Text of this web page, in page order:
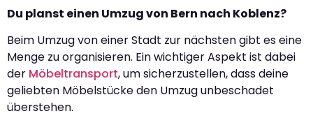
Du planst einen Umzug von Bern nach Koblenz?
Beim Umzug von einer Stadt zur nächsten gibt es eine
Menge zu organisieren. Ein wichtiger Aspekt ist dabei
der Möbeltransport, um sicherzustellen, dass deine
geliebten Möbelstücke den Umzug unbeschadet
überstehen.